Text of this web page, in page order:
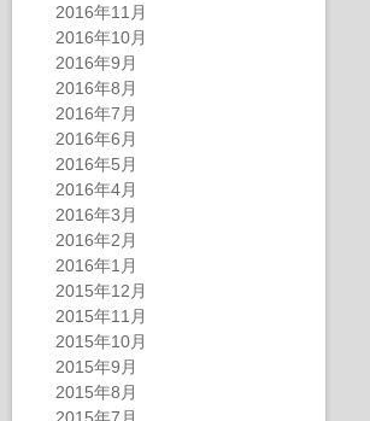
2016年11月
2016年10月
2016年9月
2016年8月
2016年7月
2016年6月
2016年5月
2016年4月
2016年3月
2016年2月
2016年1月
2015年12月
2015年11月
2015年10月
2015年9月
2015年8月